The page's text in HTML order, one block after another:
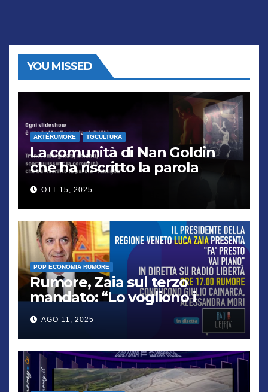
YOU MISSED
ARTÈRUMORE TGCULTURA
La comunità di Nan Goldin
che ha riscritto la parola
“famiglia”
OTT 15, 2025
POP ECONOMIA RUMORE
Rumore, Zaia sul terzo
mandato: “Lo vogliono i
cittadini, chi non lo capisce
verrà punito”
AGO 11, 2025